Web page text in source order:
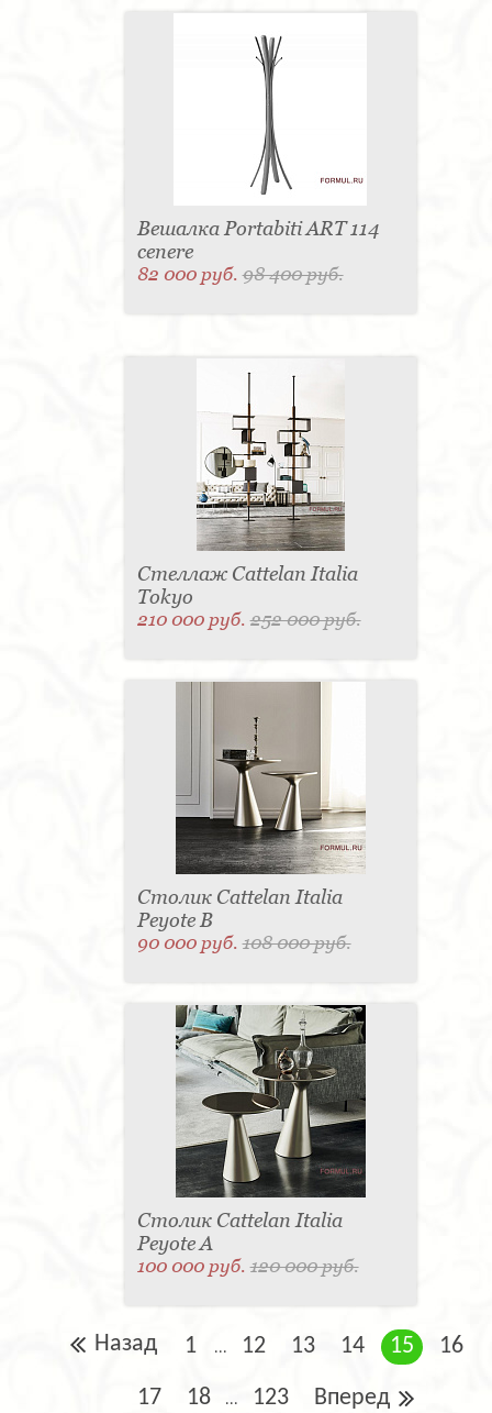
Вешалка Portabiti ART 114
cenere
82 000 руб.98 400 руб.
Стеллаж Cattelan Italia
Tokyo
210 000 руб.252 000 руб.
Столик Cattelan Italia
Peyote B
90 000 руб.108 000 руб.
Столик Cattelan Italia
Peyote A
100 000 руб.120 000 руб.
Назад 1 ... 12 13 14 15 16
17 18 ... 123 Вперед